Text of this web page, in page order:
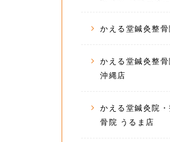
かえる堂鍼灸整骨
かえる堂鍼灸整骨
沖縄店
かえる堂鍼灸院・
骨院 うるま店